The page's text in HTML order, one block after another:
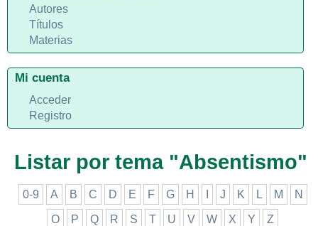
Listar por tema "Absentismo"
0-9 A B C D E F G H J K L M N
O P Q R S T U V W X Y Z
Autores
Títulos
Materias
Mi cuenta
Acceder
Registro